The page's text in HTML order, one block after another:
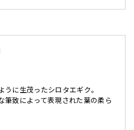
うに生茂ったシロタエギク。
筆致によって表現された葉の柔ら